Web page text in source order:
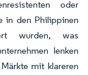
oder
in den Philippinen
wurden, was
lenken
mit klareren